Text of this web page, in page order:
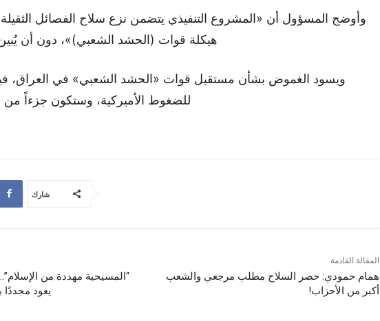
وأوضح المسؤول أن «المشروع التنفيذي يتضمن نزع سلاح الفصائل
هيكلة قوات (الحشد الشعبي)»، دون أن يُبين
ويسود الغموض بشأن مستقبل قوات «الحشد الشعبي» في العراق،
للضغوط الأميركية، وستكون جزءاً
شارك
“المسيحية مهددة من
يعود مجددًا
المقالة القادمة
همام حمودي: حصر السلاح مطلب مرجعي والشعب
أكبر من الأحزاب!